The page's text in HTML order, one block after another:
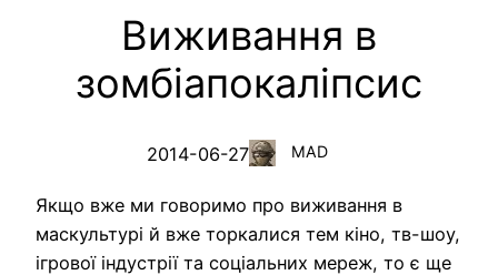
Виживання в
зомбіапокаліпсис
2014-06-27 MAD
Якщо вже ми говоримо про виживання в
маскультурі й вже торкалися тем кіно, тв-шоу,
ігрової індустрії та соціальних мереж, то є ще